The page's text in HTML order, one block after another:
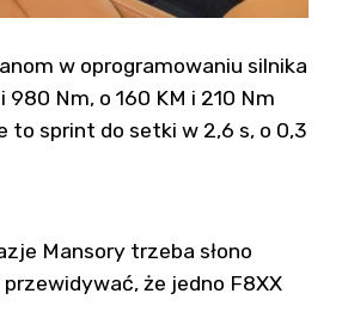
w oprogramowaniu silnika
Nm, o 160 KM i 210 Nm
to sprint do setki w 2,6 s, o 0,3
Mansory trzeba słono
że jedno F8XX